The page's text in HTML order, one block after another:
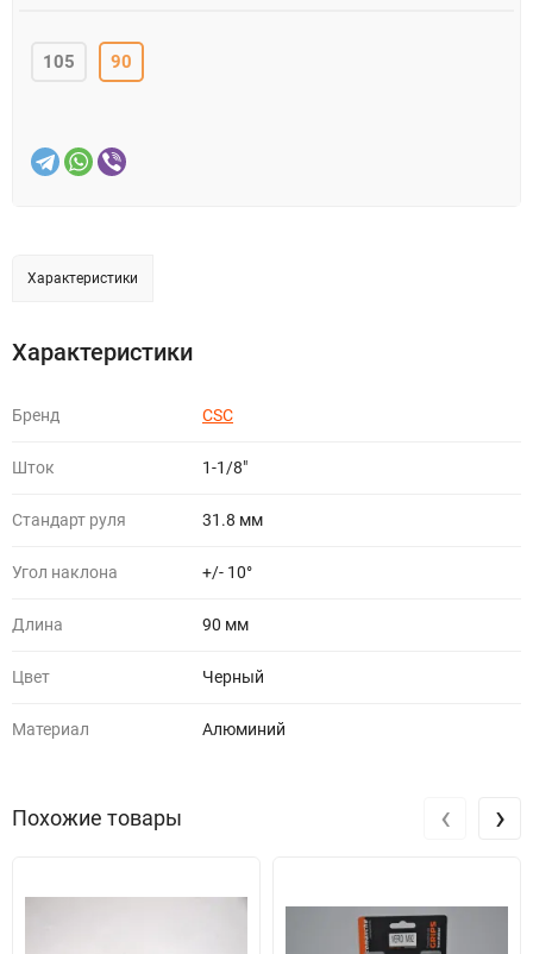
105 90
Характеристики
Характеристики
Бренд CSC
Шток 1-1/8"
Стандарт руля 31.8 мм
Угол наклона +/- 10°
Длина 90 мм
Цвет Черный
Материал Алюминий
Похожие товары ‹ ›